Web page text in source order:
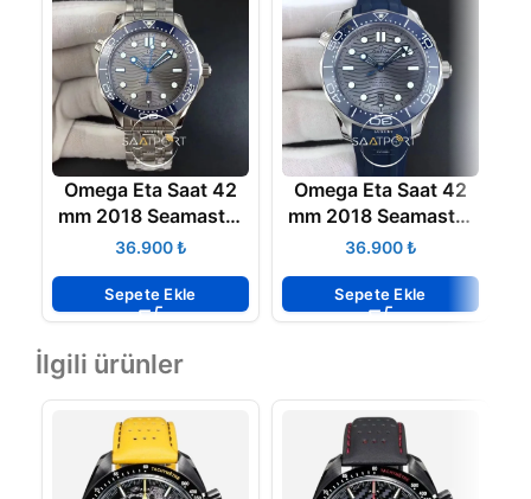
Omega Eta Saat 42
mm 2018 Seamaster
Diver 300M VSF Best
Gray
₺
Sepete Ekle
Omega Eta Saat 42
mm 2018 Seamaster
Diver 300M VSF Blue
Blue
₺
Sepete Ekle
İlgili ürünler